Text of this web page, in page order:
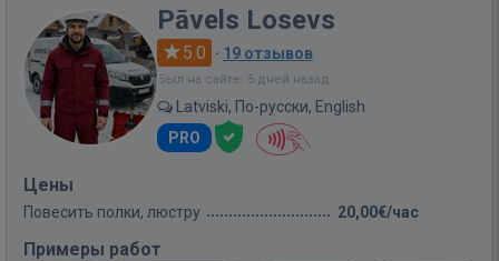
Pāvels Losevs
5.0 · 19 отзывов
Был на сайте: 5 дней назад
Latviski, По-русски, English
PRO
Цены
Повесить полки, люстру 20,00€/час
Примеры работ